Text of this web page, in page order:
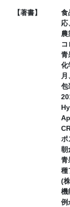
【著書】
食
応
農
青
化
包
ポ
朝
青
種
(
機
例